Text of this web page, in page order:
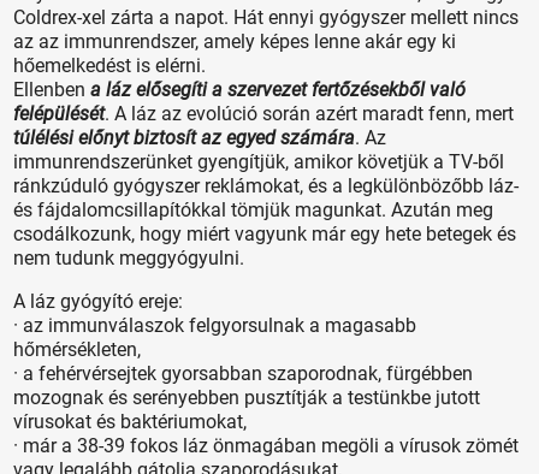
Coldrex-xel zárta a napot. Hát ennyi gyógyszer mellett nincs
az az immunrendszer, amely képes lenne akár egy ki
hőemelkedést is elérni.
Ellenben a láz elősegíti a szervezet fertőzésekből való
felépülését. A láz az evolúció során azért maradt fenn, mert
túlélési előnyt biztosít az egyed számára. Az
immunrendszerünket gyengítjük, amikor követjük a TV-ből
ránkzúduló gyógyszer reklámokat, és a legkülönbözőbb láz-
és fájdalomcsillapítókkal tömjük magunkat. Azután meg
csodálkozunk, hogy miért vagyunk már egy hete betegek és
nem tudunk meggyógyulni.
A láz gyógyító ereje:
· az immunválaszok felgyorsulnak a magasabb
hőmérsékleten,
· a fehérvérsejtek gyorsabban szaporodnak, fürgébben
mozognak és serényebben pusztítják a testünkbe jutott
vírusokat és baktériumokat,
· már a 38-39 fokos láz önmagában megöli a vírusok zömét